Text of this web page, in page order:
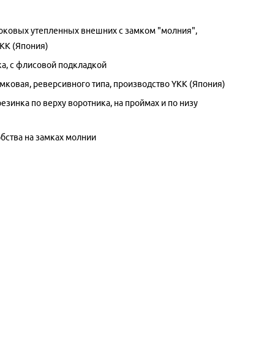
утепленных внешних с замком "молния",
(Япония)
с флисовой подкладкой
реверсивного типа, производство YKK (Япония)
по верху воротника, на проймах и по низу
на замках молнии